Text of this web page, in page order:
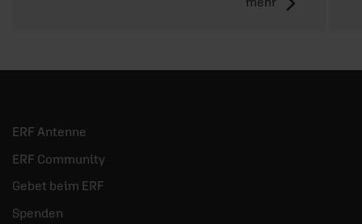
ERF Antenne
ERF Community
Gebet beim ERF
Spenden